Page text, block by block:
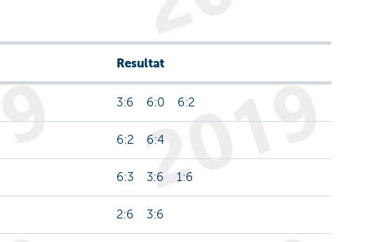
Resultat
3:6 6:0 6:2
6:2 6:4
6:3 3:6 1:6
2:6 3:6